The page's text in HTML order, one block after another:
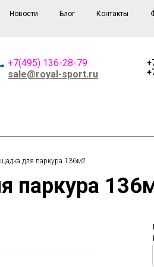
Новости Блог Контакты
+7(495) 136-28-79
sale@royal-sport.ru
для паркура 136м2
паркура